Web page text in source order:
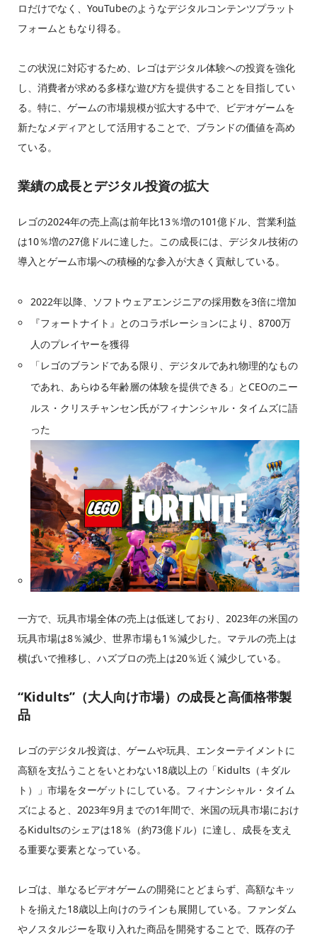
ロだけでなく、YouTubeのようなデジタルコンテンツプラット
フォームともなり得る。
この状況に対応するため、レゴはデジタル体験への投資を強化
し、消費者が求める多様な遊び方を提供することを目指してい
る。特に、ゲームの市場規模が拡大する中で、ビデオゲームを
新たなメディアとして活用することで、ブランドの価値を高め
ている。
業績の成長とデジタル投資の拡大
レゴの2024年の売上高は前年比13％増の101億ドル、営業利益
は10％増の27億ドルに達した。この成長には、デジタル技術の
導入とゲーム市場への積極的な参入が大きく貢献している。
2022年以降、ソフトウェアエンジニアの採用数を3倍に増加
『フォートナイト』とのコラボレーションにより、8700万
人のプレイヤーを獲得
「レゴのブランドである限り、デジタルであれ物理的なもの
であれ、あらゆる年齢層の体験を提供できる」とCEOのニー
ルス・クリスチャンセン氏がフィナンシャル・タイムズに語
った
一方で、玩具市場全体の売上は低迷しており、2023年の米国の
玩具市場は8％減少、世界市場も1％減少した。マテルの売上は
横ばいで推移し、ハズブロの売上は20％近く減少している。
“Kidults”（大人向け市場）の成長と高価格帯製
品
レゴのデジタル投資は、ゲームや玩具、エンターテイメントに
高額を支払うことをいとわない18歳以上の「Kidults（キダル
ト）」市場をターゲットにしている。フィナンシャル・タイム
ズによると、2023年9月までの1年間で、米国の玩具市場におけ
るKidultsのシェアは18％（約73億ドル）に達し、成長を支え
る重要な要素となっている。
レゴは、単なるビデオゲームの開発にとどまらず、高額なキッ
トを揃えた18歳以上向けのラインも展開している。ファンダム
やノスタルジーを取り入れた商品を開発することで、既存の子